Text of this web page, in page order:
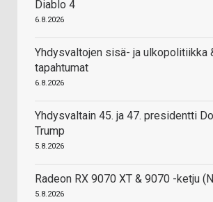
Diablo 4
6.8.2026
Yhdysvaltojen sisä- ja ulkopolitiikka
tapahtumat
6.8.2026
Yhdysvaltain 45. ja 47. presidentti
Trump
5.8.2026
Radeon RX 9070 XT & 9070 -ketju
5.8.2026